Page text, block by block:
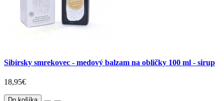
Sibírsky smrekovec - medový balzam na obličky 100 ml - sirup
18,95€